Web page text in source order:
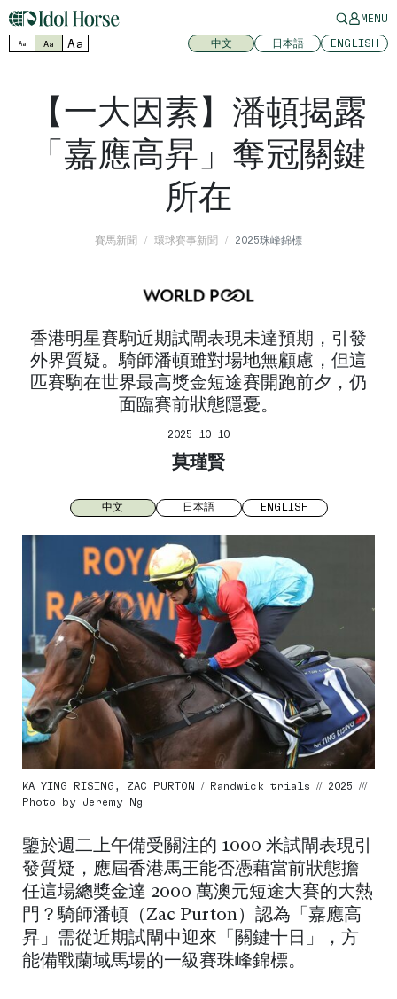
MENU
Aa Aa Aa 中文 日本語 ENGLISH
【一大因素】潘頓揭露
「嘉應高昇」奪冠關鍵
所在
賽馬新聞 環球賽事新聞 2025珠峰錦標
香港明星賽駒近期試閘表現未達預期，引發
外界質疑。騎師潘頓雖對場地無顧慮，但這
匹賽駒在世界最高獎金短途賽開跑前夕，仍
面臨賽前狀態隱憂。
2025 10 10
莫瑾賢
中文 日本語 ENGLISH
KA YING RISING, ZAC PURTON / Randwick trials // 2025 ///
Photo by Jeremy Ng
鑒於週二上午備受關注的 1000 米試閘表現引
發質疑，應屆香港馬王能否憑藉當前狀態擔
任這場總獎金達 2000 萬澳元短途大賽的大熱
門？騎師潘頓（Zac Purton）認為「嘉應高
昇」需從近期試閘中迎來「關鍵十日」，方
能備戰蘭域馬場的一級賽珠峰錦標。